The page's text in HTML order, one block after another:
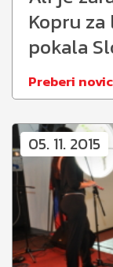
Kopru
pokala
Preberi
05. 11. 2015